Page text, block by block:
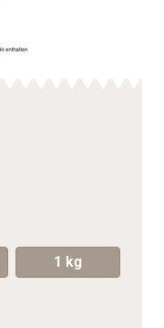
1 kg